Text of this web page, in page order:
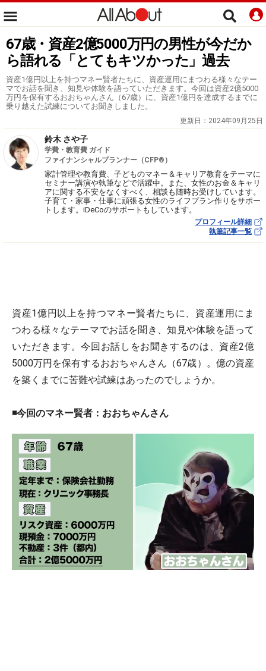
67歳・資産2億5000万円の男性が今だか
ら語れる「とてもキツかった」過去
資産1億円以上を持つマネー賢者たちに、資産運用にまつわる様々なテー
マでお話を聞き、知見や体験を語っていただきます。今回は資産2億5000
万円を保有するおおちゃんさん（67歳）に、資産1億円を達成するまでに
乗り越えた試練についてお聞きしました。
更新日： 2024年09月25日
鈴木 さや子
学費・教育費 ガイド
ファイナンシャルプランナー（CFP®）
家計管理や教育費、子どものマネー＆キャリア教育をテーマに
セミナー講演や執筆などで活躍中。また、女性のお金＆キャリ
アに関する不安をなくすべく、相談も随時お受けしています。
子育て・家事・仕事に頑張る女性のライフプラン作りをサポー
トします。iDeCoのサポートもしています。
プロフィール詳細
執筆記事一覧
資産1億円以上を持つマネー賢者たちに、資産運用にま
つわる様々なテーマでお話を聞き、知見や体験を語って
いただきます。今回お話しをお聞きするのは、資産2億
5000万円を保有するおおちゃんさん（67歳）。億の資産
を築くまでに苦難や試練はあったのでしょうか。
◾️今回のマネー賢者：おおちゃんさん